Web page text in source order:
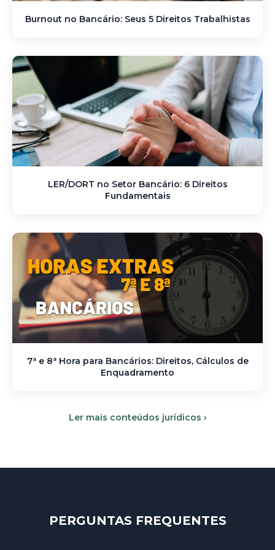
Burnout no Bancário: Seus 5 Direitos Trabalhistas
LER/DORT no Setor Bancário: 6 Direitos
Fundamentais
7ª e 8ª Hora para Bancários: Direitos, Cálculos de
Enquadramento
Ler mais conteúdos jurídicos ›
PERGUNTAS FREQUENTES